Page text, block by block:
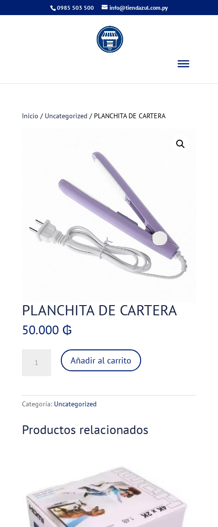
0985 503 500 info@tiendazul.com.py
Inicio / Uncategorized / PLANCHITA DE CARTERA
PLANCHITA DE CARTERA
50.000 ₲
Añadir al carrito
Categoría: Uncategorized
Productos relacionados